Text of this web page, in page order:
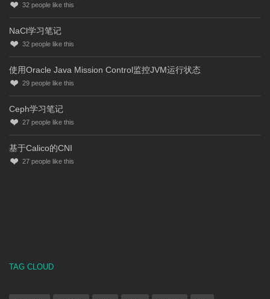
32 people like this
NaCl学习笔记
32 people like this
使用Oracle Java Mission Control监控JVM运行状态
29 people like this
Ceph学习笔记
27 people like this
基于Calico的CNI
27 people like this
TAG CLOUD